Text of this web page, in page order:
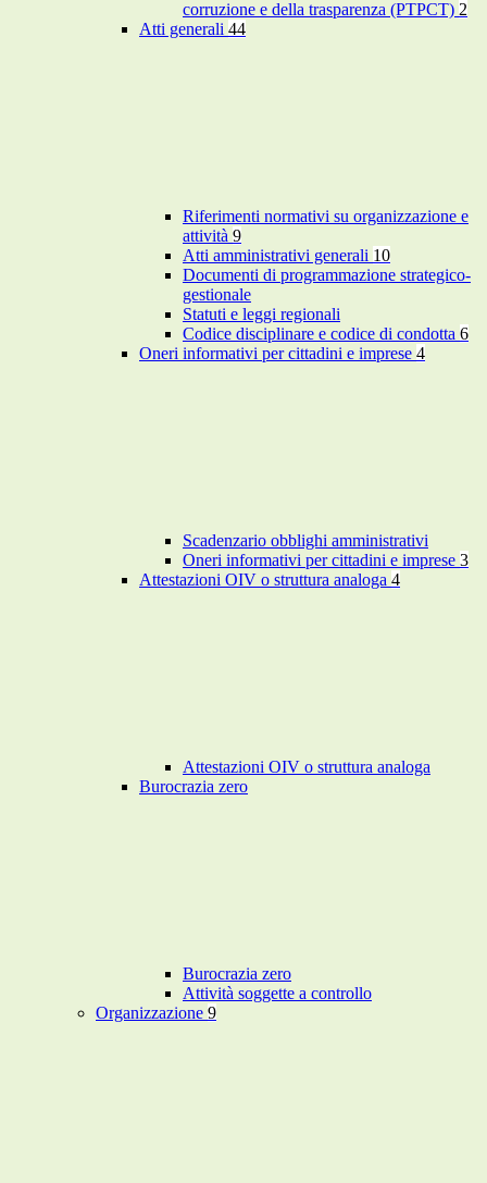
corruzione e della trasparenza (PTPCT) 2
Atti generali 44
Riferimenti normativi su organizzazione e
attività 9
Atti amministrativi generali 10
Documenti di programmazione strategico-
gestionale
Statuti e leggi regionali
Codice disciplinare e codice di condotta 6
Oneri informativi per cittadini e imprese 4
Scadenzario obblighi amministrativi
Oneri informativi per cittadini e imprese 3
Attestazioni OIV o struttura analoga 4
Attestazioni OIV o struttura analoga
Burocrazia zero
Burocrazia zero
Attività soggette a controllo
Organizzazione 9